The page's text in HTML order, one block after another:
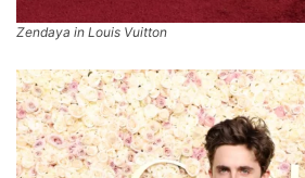
Zendaya in Louis Vuitton